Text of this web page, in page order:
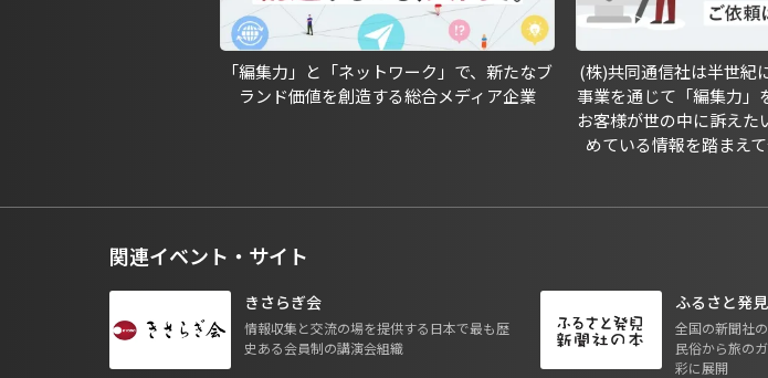
「編集力」と「ネットワーク」で、新たなブ
ランド価値を創造する総合メディア企業
(株)共同通信社は半世紀
事業を通じて「編集力」
お客様が世の中に訴えた
めている情報を踏まえ
関連イベント・サイト
きさらぎ会
情報収集と交流の場を提供する日本で最も歴
史ある会員制の講演会組織
ふるさと発
全国の新聞社
民俗から旅の
彩に展開